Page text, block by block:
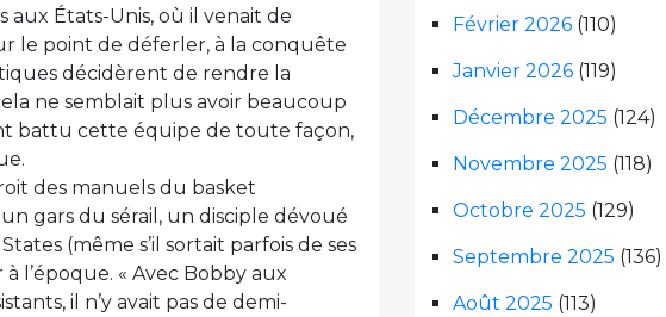
États-Unis, où il venait de
le point de déferler, à la conquête
décidèrent de rendre la
ne semblait plus avoir beaucoup
battu cette équipe de toute façon,
des manuels du basket
gars du sérail, un disciple dévoué
(même s’il sortait parfois de ses
l’époque. « Avec Bobby aux
il n’y avait pas de demi-
Février 2026 (110)
Janvier 2026 (119)
Décembre 2025 (124)
Novembre 2025 (118)
Octobre 2025 (129)
Septembre 2025 (136)
Août 2025 (113)